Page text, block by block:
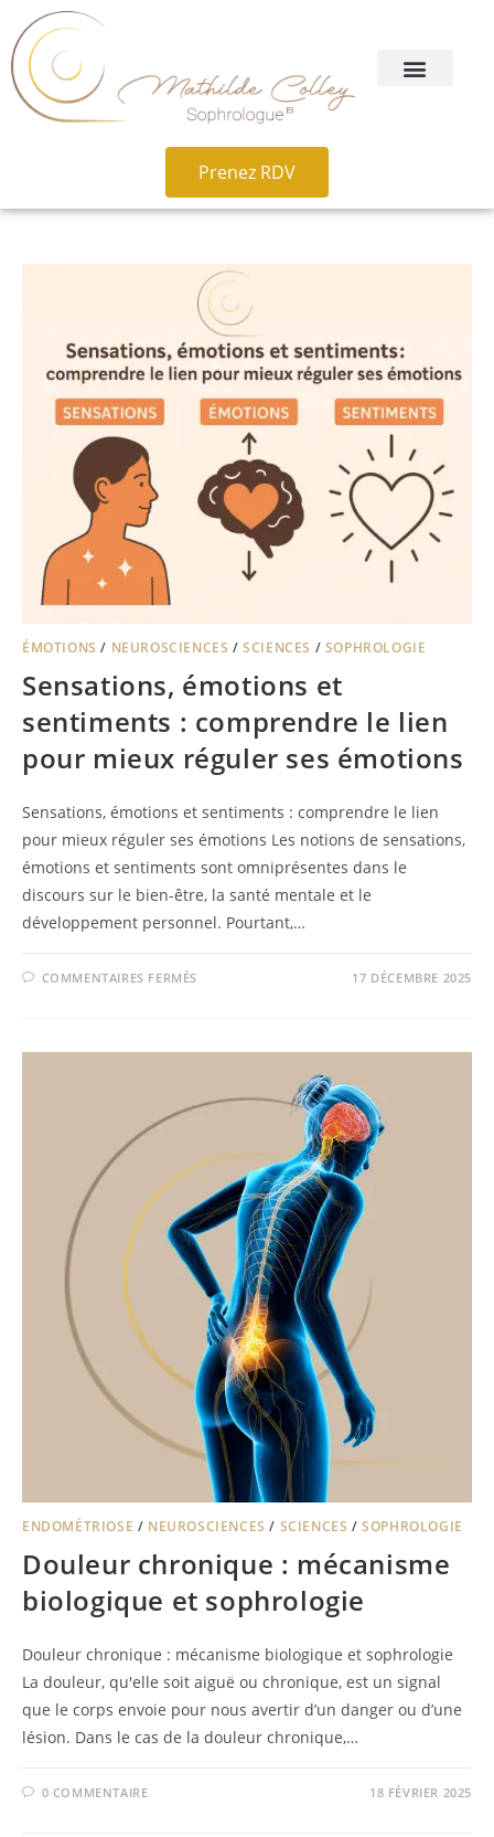
Prenez RDV
ÉMOTIONS / NEUROSCIENCES /SCIENCES / SOPHROLOGIE
Sensations, émotions et
sentiments : comprendre le lien
pour mieux réguler ses émotions
Sensations, émotions et sentiments : comprendre le lien
pour mieux réguler ses émotions Les notions de sensations,
émotions et sentiments sont omniprésentes dans le
discours sur le bien-être, la santé mentale et le
développement personnel. Pourtant,…
COMMENTAIRES FERMÉS 17 DÉCEMBRE 2025
ENDOMÉTRIOSE / NEUROSCIENCES / SCIENCES /SOPHROLOGIE
Douleur chronique : mécanisme
biologique et sophrologie
Douleur chronique : mécanisme biologique et sophrologie
La douleur, qu'elle soit aiguë ou chronique, est un signal
que le corps envoie pour nous avertir d’un danger ou d’une
lésion. Dans le cas de la douleur chronique,…
0 COMMENTAIRE 18 FÉVRIER 2025